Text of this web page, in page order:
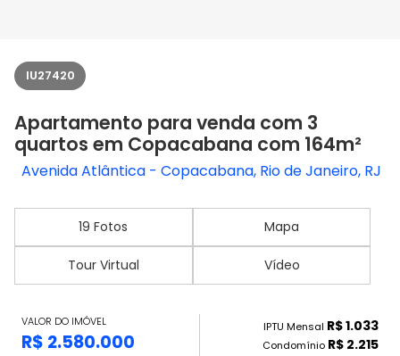
IU27420
Apartamento para venda com 3
quartos em Copacabana com 164m²
Avenida Atlântica - Copacabana, Rio de Janeiro, RJ
19 Fotos Mapa
Tour Virtual Vídeo
VALOR DO IMÓVEL
R$ 2.580.000
IPTU Mensal R$ 1.033
Condomínio R$ 2.215